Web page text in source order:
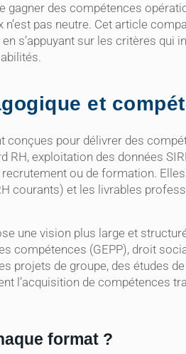
gagner des compétences
n’est pas neutre. Cet article
s’appuyant sur les critères qui
et
pour délivrer des
RH, exploitation des données
ou de formation.
courants) et les livrables
une vision plus large et
compétences (GEPP), droit
projets de groupe, des études
l’acquisition de compétences
format ?